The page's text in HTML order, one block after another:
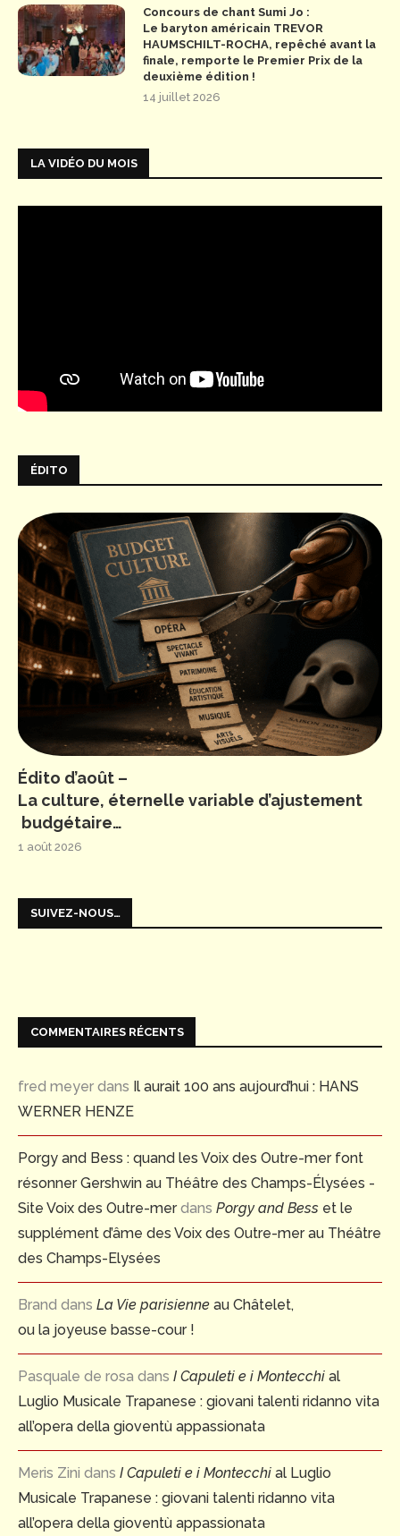
Concours de chant Sumi Jo :
Le baryton américain TREVOR
HAUMSCHILT-ROCHA, repêché avant la
finale, remporte le Premier Prix de la
deuxième édition !
14 juillet 2026
LA VIDÉO DU MOIS
ÉDITO
Édito d’août –
La culture, éternelle variable d’ajustement
budgétaire…
1 août 2026
SUIVEZ-NOUS…
COMMENTAIRES RÉCENTS
fred meyer dans Il aurait 100 ans aujourd’hui : HANS
WERNER HENZE
Porgy and Bess : quand les Voix des Outre-mer font
résonner Gershwin au Théâtre des Champs-Élysées -
Site Voix des Outre-merdans Porgy and Bess et le
supplément d’âme des Voix des Outre-mer au Théâtre
des Champs-Elysées
Brand dans La Vie parisienne au Châtelet,
ou la joyeuse basse-cour !
Pasquale de rosa dans I Capuleti e i Montecchi al
Luglio Musicale Trapanese : giovani talenti ridanno vita
all’opera della gioventù appassionata
Meris Zini dans I Capuleti e i Montecchi al Luglio
Musicale Trapanese : giovani talenti ridanno vita
all’opera della gioventù appassionata